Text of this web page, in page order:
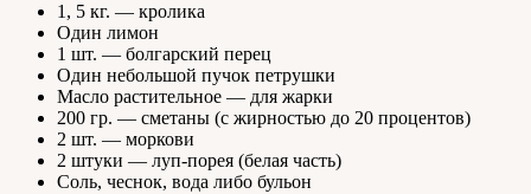
1, 5 кг. — кролика
Один лимон
1 шт. — болгарский перец
Один небольшой пучок петрушки
Масло растительное — для жарки
200 гр. — сметаны (с жирностью до 20 процентов)
2 шт. — моркови
2 штуки — луп-порея (белая часть)
Соль, чеснок, вода либо бульон